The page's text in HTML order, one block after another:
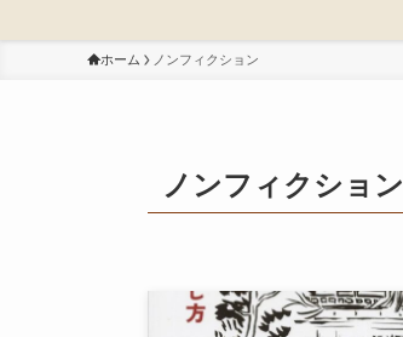
ホーム ノンフィクション
ノンフィクション